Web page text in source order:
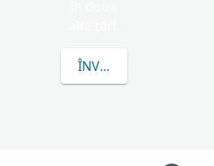
ÎNVAȚĂ MAI MULTE